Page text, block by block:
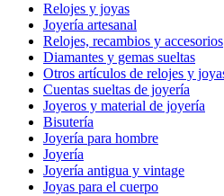
Relojes y joyas
Joyería artesanal
Relojes, recambios y accesorios
Diamantes y gemas sueltas
Otros artículos de relojes y
Cuentas sueltas de joyería
Joyeros y material de joyería
Bisutería
Joyería para hombre
Joyería
Joyería antigua y vintage
Joyas para el cuerpo